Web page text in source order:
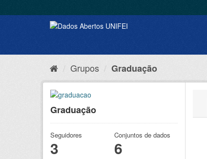
Grupos Graduação
Graduação
Seguidores
3
Conjuntos de dados
6